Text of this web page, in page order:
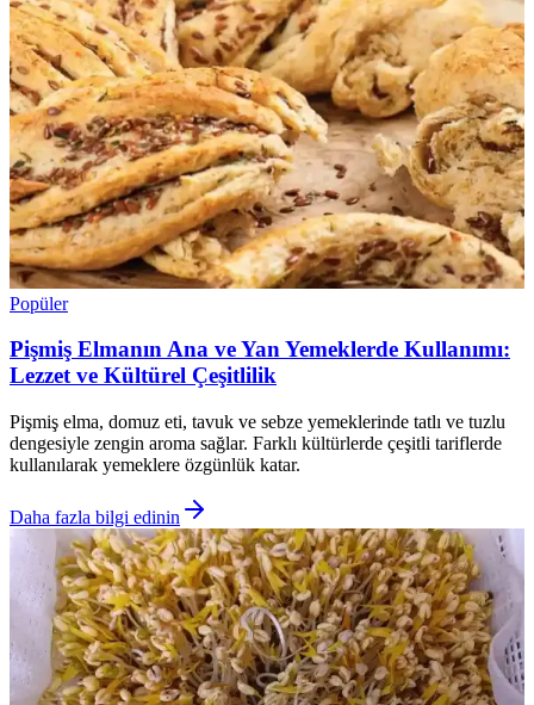
Popüler
Pişmiş Elmanın Ana ve Yan Yemeklerde Kullanımı:
Lezzet ve Kültürel Çeşitlilik
Pişmiş elma, domuz eti, tavuk ve sebze yemeklerinde tatlı ve tuzlu
dengesiyle zengin aroma sağlar. Farklı kültürlerde çeşitli tariflerde
kullanılarak yemeklere özgünlük katar.
Daha fazla bilgi edinin